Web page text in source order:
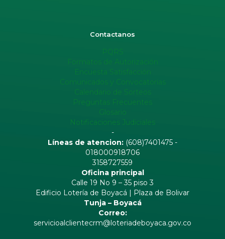
Contactanos
Preguntas Frecuentes
Glosario
Notificaciones Judiciales
-
Líneas de atencion: (608)7401475 -
018000918706
3158727559
Oficina principal
Calle 19 No 9 – 35 piso 3
Edificio Lotería de Boyacá | Plaza de Bolivar
Tunja – Boyacá
Correo:
servicioalclientecrm@loteriadeboyaca.gov.co